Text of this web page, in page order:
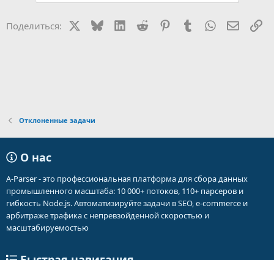
Поделиться: BlueskyLinkedIn
Reddit PinterestTumblr WhatsApp
Отклоненные задачи
О нас
A-Parser - это профессиональная платформа для сбора данных
промышленного масштаба: 10 000+ потоков, 110+ парсеров и
гибкость Node.js. Автоматизируйте задачи в SEO, e-commerce и
арбитраже трафика с непревзойденной скоростью и
масштабируемостью